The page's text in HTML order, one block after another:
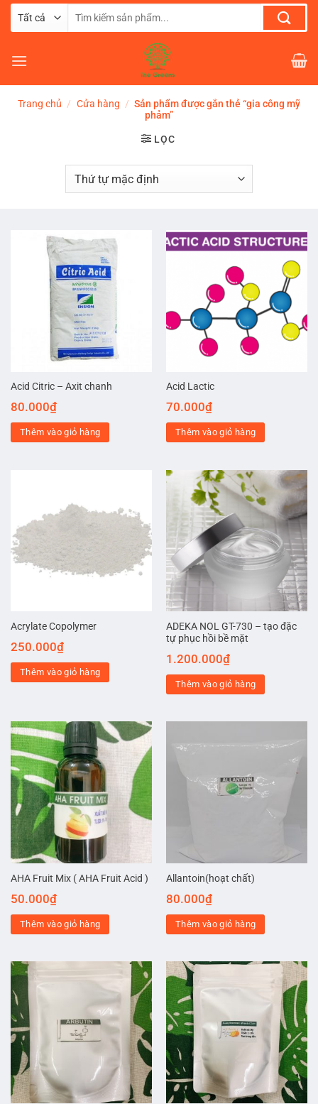
Chuyển
dung
Tìm
Trang chủ / Cửa hàng / Sản phẩm được gắn thẻ “gia công mỹ
phảm”
LỌC
Acid Citric – Axit chanh
80.000₫
Thêm vào giỏ hàng
Acid Lactic
70.000₫
Thêm vào giỏ hàng
Acrylate Copolymer
250.000₫
Thêm vào giỏ hàng
ADEKA NOL GT-730 – tạo đặc
tự phục hồi bề mặt
1.200.000₫
Thêm vào giỏ hàng
AHA Fruit Mix ( AHA Fruit Acid )
50.000₫
Thêm vào giỏ hàng
Allantoin(hoạt chất)
80.000₫
Thêm vào giỏ hàng